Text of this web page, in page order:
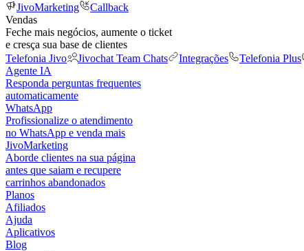
JivoMarketing
Callback
Vendas
Feche mais negócios, aumente o ticket
e cresça sua base de clientes
Telefonia Jivo
Jivochat Team Chats Integrações Telefonia Plus
Agente IA
Responda perguntas frequentes
automaticamente
WhatsApp
Profissionalize o atendimento
no WhatsApp e venda mais
JivoMarketing
Aborde clientes na sua página
antes que saiam e recupere
carrinhos abandonados
Planos
Afiliados
Ajuda
Aplicativos
Blog